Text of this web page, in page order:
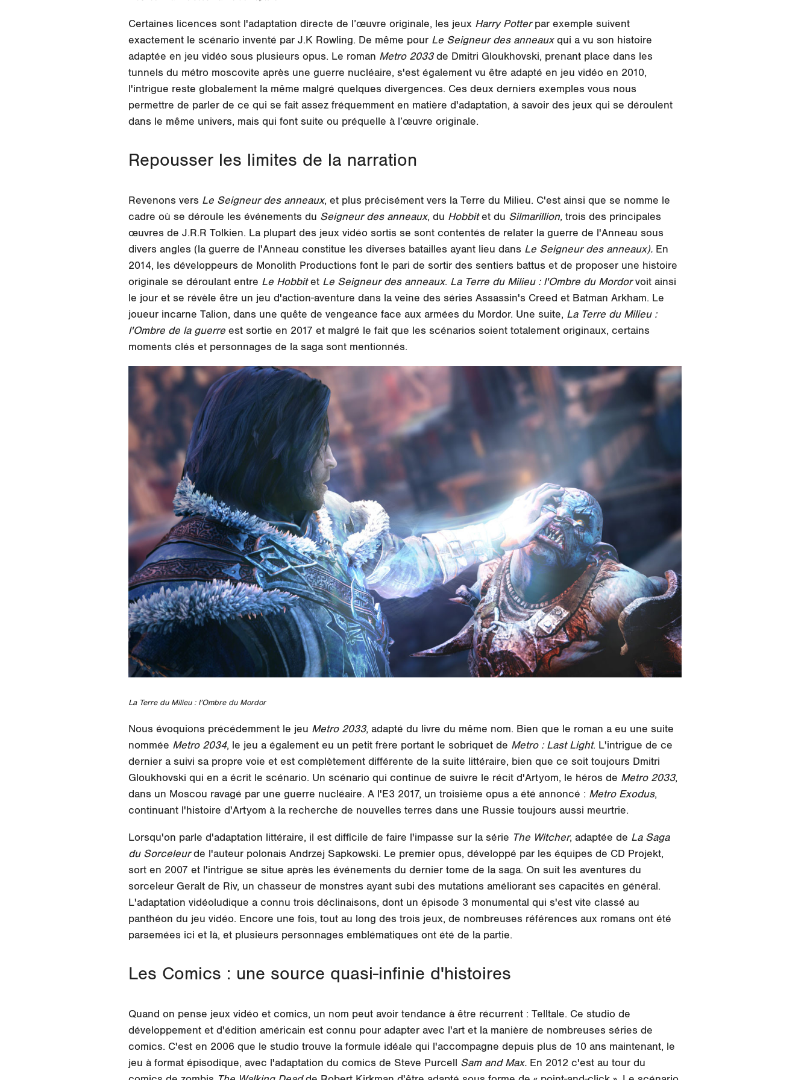
Certaines licences sont l'adaptation directe de l’œuvre originale, les jeux Harry Potterpar exemple suivent
exactement le scénario inventé par J.K Rowling. De même pour Le Seigneur des anneauxqui a vu son histoire
adaptée en jeu vidéo sous plusieurs opus. Le roman Metro 2033de Dmitri Gloukhovski, prenant place dans les
tunnels du métro moscovite après une guerre nucléaire, s'est également vu être adapté en jeu vidéo en 2010,
l'intrigue reste globalement la même malgré quelques divergences. Ces deux derniers exemples vous nous
permettre de parler de ce qui se fait assez fréquemment en matière d'adaptation, à savoir des jeux qui se déroulent
dans le même univers, mais qui font suite ou préquelle à l’œuvre originale.
Repousser les limites de la narration
Revenons vers Le Seigneur des anneaux, et plus précisément vers la Terre du Milieu. C'est ainsi que se nomme le
cadre où se déroule les événements du Seigneur des anneaux, du Hobbitet du Silmarillion, trois des principales
œuvres de J.R.R Tolkien. La plupart des jeux vidéo sortis se sont contentés de relater la guerre de l'Anneau sous
divers angles (la guerre de l'Anneau constitue les diverses batailles ayant lieu dans Le Seigneur des anneaux). En
2014, les développeurs de Monolith Productions font le pari de sortir des sentiers battus et de proposer une histoire
originale se déroulant entre Le Hobbitet Le Seigneur des anneaux. La Terre du Milieu : l'Ombre du Mordorvoit ainsi
le jour et se révèle être un jeu d'action-aventure dans la veine des séries Assassin's Creed et Batman Arkham. Le
joueur incarne Talion, dans une quête de vengeance face aux armées du Mordor. Une suite, La Terre du Milieu :
l'Ombre de la guerreest sortie en 2017 et malgré le fait que les scénarios soient totalement originaux, certains
moments clés et personnages de la saga sont mentionnés.
La Terre du Milieu : l’Ombre du Mordor
Nous évoquions précédemment le jeu Metro 2033, adapté du livre du même nom. Bien que le roman a eu une suite
nommée Metro 2034, le jeu a également eu un petit frère portant le sobriquet de Metro : Last Light. L'intrigue de ce
dernier a suivi sa propre voie et est complètement différente de la suite littéraire, bien que ce soit toujours Dmitri
Gloukhovski qui en a écrit le scénario. Un scénario qui continue de suivre le récit d'Artyom, le héros de Metro 2033,
dans un Moscou ravagé par une guerre nucléaire. A l'E3 2017, un troisième opus a été annoncé : Metro Exodus,
continuant l'histoire d'Artyom à la recherche de nouvelles terres dans une Russie toujours aussi meurtrie.
Lorsqu'on parle d'adaptation littéraire, il est difficile de faire l'impasse sur la série The Witcher, adaptée de La Saga
du Sorceleurde l'auteur polonais Andrzej Sapkowski. Le premier opus, développé par les équipes de CD Projekt,
sort en 2007 et l'intrigue se situe après les événements du dernier tome de la saga. On suit les aventures du
sorceleur Geralt de Riv, un chasseur de monstres ayant subi des mutations améliorant ses capacités en général.
L'adaptation vidéoludique a connu trois déclinaisons, dont un épisode 3 monumental qui s'est vite classé au
panthéon du jeu vidéo. Encore une fois, tout au long des trois jeux, de nombreuses références aux romans ont été
parsemées ici et là, et plusieurs personnages emblématiques ont été de la partie.
Les Comics : une source quasi-infinie d'histoires
Quand on pense jeux vidéo et comics, un nom peut avoir tendance à être récurrent : Telltale. Ce studio de
développement et d'édition américain est connu pour adapter avec l'art et la manière de nombreuses séries de
comics. C'est en 2006 que le studio trouve la formule idéale qui l'accompagne depuis plus de 10 ans maintenant, le
jeu à format épisodique, avec l'adaptation du comics de Steve Purcell Sam and Max. En 2012 c'est au tour du